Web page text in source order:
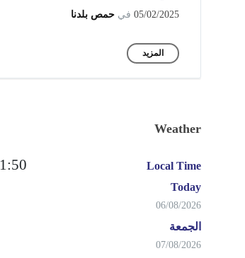
05/02/2025 في حمص بلدنا
المزيد
Weather
Local Time
1:50 pm
Today
06/08/2026
الجمعة
07/08/2026